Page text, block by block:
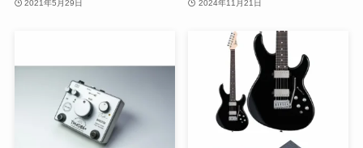
2021年5月29日 2024年11月21日